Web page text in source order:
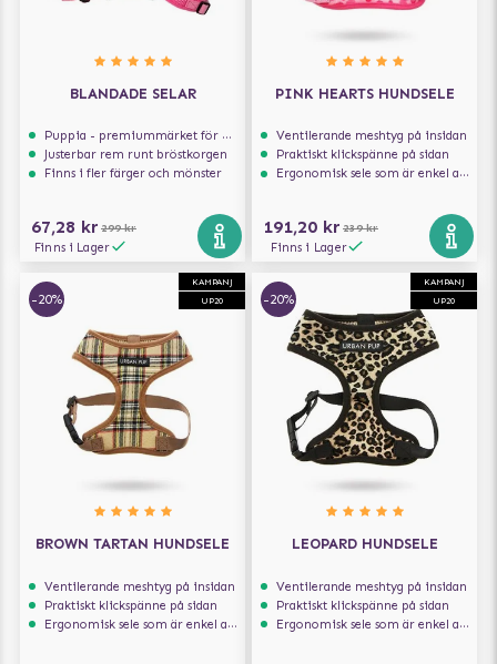
BLANDADE SELAR
Puppia - premiummärket för hundselar
Justerbar rem runt bröstkorgen
Finns i fler färger och mönster
67,28 kr 299 kr
Finns i Lager
PINK HEARTS HUNDSELE
Ventilerande meshtyg på insidan
Praktiskt klickspänne på sidan
Ergonomisk sele som är enkel att ta på och av
191,20 kr 239 kr
Finns i Lager
KAMPANJ
UP20
-20%
BROWN TARTAN HUNDSELE
Ventilerande meshtyg på insidan
Praktiskt klickspänne på sidan
Ergonomisk sele som är enkel att ta på och av
KAMPANJ
UP20
-20%
LEOPARD HUNDSELE
Ventilerande meshtyg på insidan
Praktiskt klickspänne på sidan
Ergonomisk sele som är enkel att ta på och av